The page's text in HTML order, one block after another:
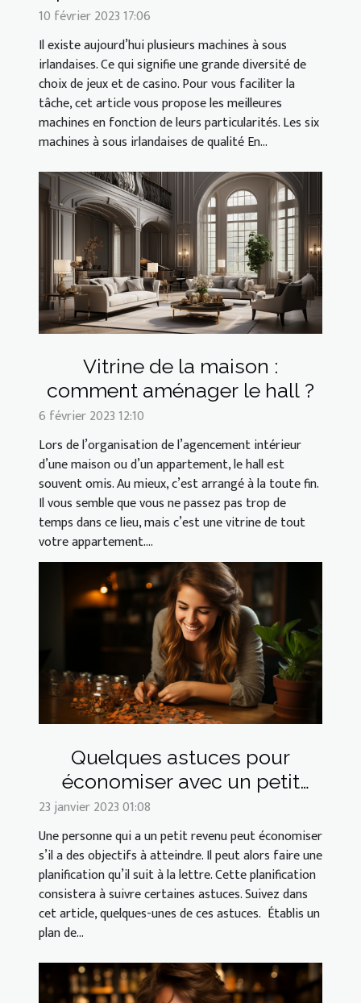
10 février 2023 17:06
Il existe aujourd’hui plusieurs machines à sous
irlandaises. Ce qui signifie une grande diversité de
choix de jeux et de casino. Pour vous faciliter la
tâche, cet article vous propose les meilleures
machines en fonction de leurs particularités. Les six
machines à sous irlandaises de qualité En...
Vitrine de la maison :
comment aménager le hall ?
6 février 2023 12:10
Lors de l’organisation de l’agencement intérieur
d’une maison ou d’un appartement, le hall est
souvent omis. Au mieux, c’est arrangé à la toute fin.
Il vous semble que vous ne passez pas trop de
temps dans ce lieu, mais c’est une vitrine de tout
votre appartement....
Quelques astuces pour
économiser avec un petit
revenu
23 janvier 2023 01:08
Une personne qui a un petit revenu peut économiser
s’il a des objectifs à atteindre. Il peut alors faire une
planification qu’il suit à la lettre. Cette planification
consistera à suivre certaines astuces. Suivez dans
cet article, quelques-unes de ces astuces. Établis un
plan de...